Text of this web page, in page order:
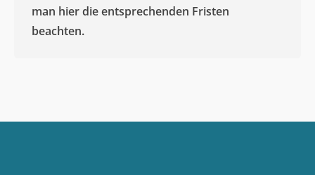
man hier die entsprechenden Fristen
beachten.